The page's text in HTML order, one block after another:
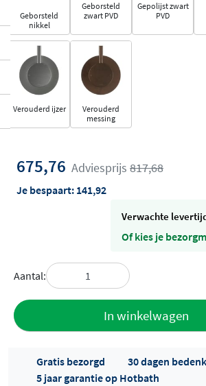
Geborsteld
nikkel
Geborsteld
zwart PVD
Gepolijst zwart
PVD
Verouderd ijzer
Verouderd
messing
675,76 Adviesprijs 817,68
Je bespaart: 141,92
Verwachte
Of kies je
Aantal:
In winkelwagen
Gratis bezorgd
30 dagen
5 jaar garantie op Hotbath